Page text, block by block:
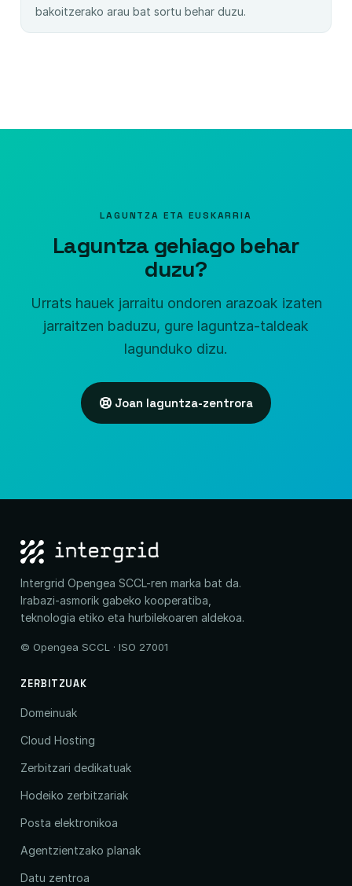
bakoitzerako arau bat sortu behar duzu.
LAGUNTZA ETA EUSKARRIA
Laguntza gehiago behar
duzu?
Urrats hauek jarraitu ondoren arazoak izaten
jarraitzen baduzu, gure laguntza-taldeak
lagunduko dizu.
Joan laguntza-zentrora
Intergrid Opengea SCCL-ren marka bat da.
Irabazi-asmorik gabeko kooperatiba,
teknologia etiko eta hurbilekoaren aldekoa.
© Opengea SCCL · ISO 27001
ZERBITZUAK
Domeinuak
Cloud Hosting
Zerbitzari dedikatuak
Hodeiko zerbitzariak
Posta elektronikoa
Agentzientzako planak
Datu zentroa